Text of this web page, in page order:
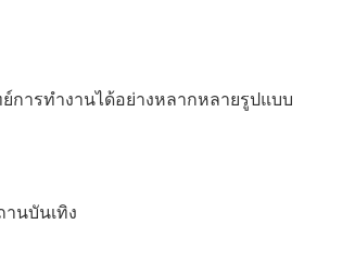
การทำงานได้อย่างหลากหลายรูปแบบ
นบันเทิง